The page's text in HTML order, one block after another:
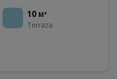
10 M²
Terraza